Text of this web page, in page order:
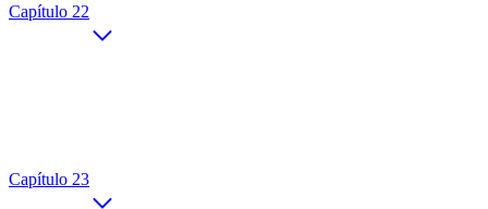
Capítulo 22
Capítulo 23